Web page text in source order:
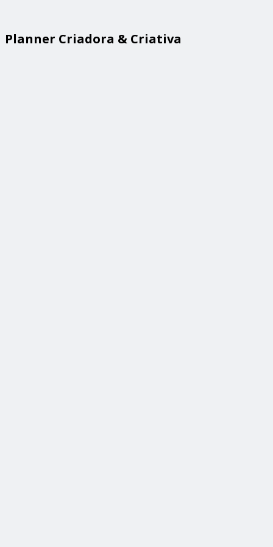
Planner Criadora & Criativa